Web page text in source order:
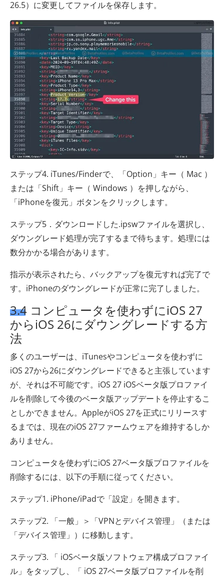
26.5）に変更してファイルを保存します。
ステップ4. iTunes/Finderで、「Option」キー（ Mac ）
または「Shift」キー（ Windows ）を押しながら、
「iPhoneを復元」ボタンをクリックします。
ステップ5．ダウンロードした.ipswファイルを選択し、
ダウングレード処理が完了するまで待ちます。処理には
数分かかる場合があります。
指示が表示されたら、バックアップを復元すれば完了で
す。iPhoneのダウングレードが正常に完了しました。
3.4 コンピュータを使わずにiOS 27
からiOS 26にダウングレードする方
法
多くのユーザーは、iTunesやコンピュータを使わずに
iOS 27から26にダウングレードできると主張しています
が、それは不可能です。iOS 27 iOSベータ版プロファイ
ルを削除して今後のベータ版アップデートを停止するこ
としかできません。AppleがiOS 27を正式にリリースす
るまでは、現在のiOS 27ファームウェアを維持するしか
ありません。
コンピュータを使わずにiOS 27ベータ版プロファイルを
削除するには、以下の手順に従ってください。
ステップ1. iPhone/iPadで「設定」を開きます。
ステップ2. 「一般」＞「VPNとデバイス管理」（または
「デバイス管理」）に移動します。
ステップ3. 「 iOSベータ版ソフトウェア構成プロファイ
ル」をタップし、「 iOS 27ベータ版プロファイルを削